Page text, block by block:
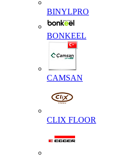
BINYLPRO
BONKEEL
CAMSAN
CLIX FLOOR